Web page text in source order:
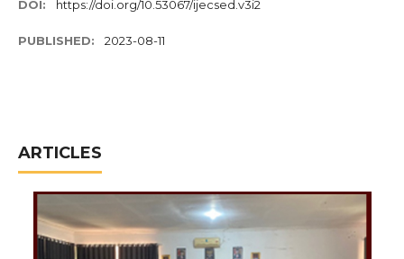
DOI: https://doi.org/10.53067/ijecsed.v3i2
PUBLISHED: 2023-08-11
ARTICLES